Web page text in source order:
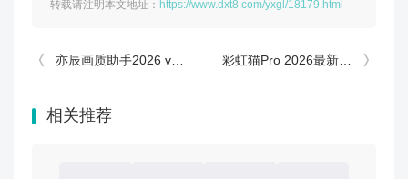
转载请注明本文地址： https://www.dxt8.com/yxgl/18179.html
亦辰画质助手2026 v13.3.7安卓版实测：5大功能解析，画质党必看！ 彩虹猫Pro 2026最新版 v1.7.31安卓版评测：功能全面升级，如何免费软件下载？
相关推荐